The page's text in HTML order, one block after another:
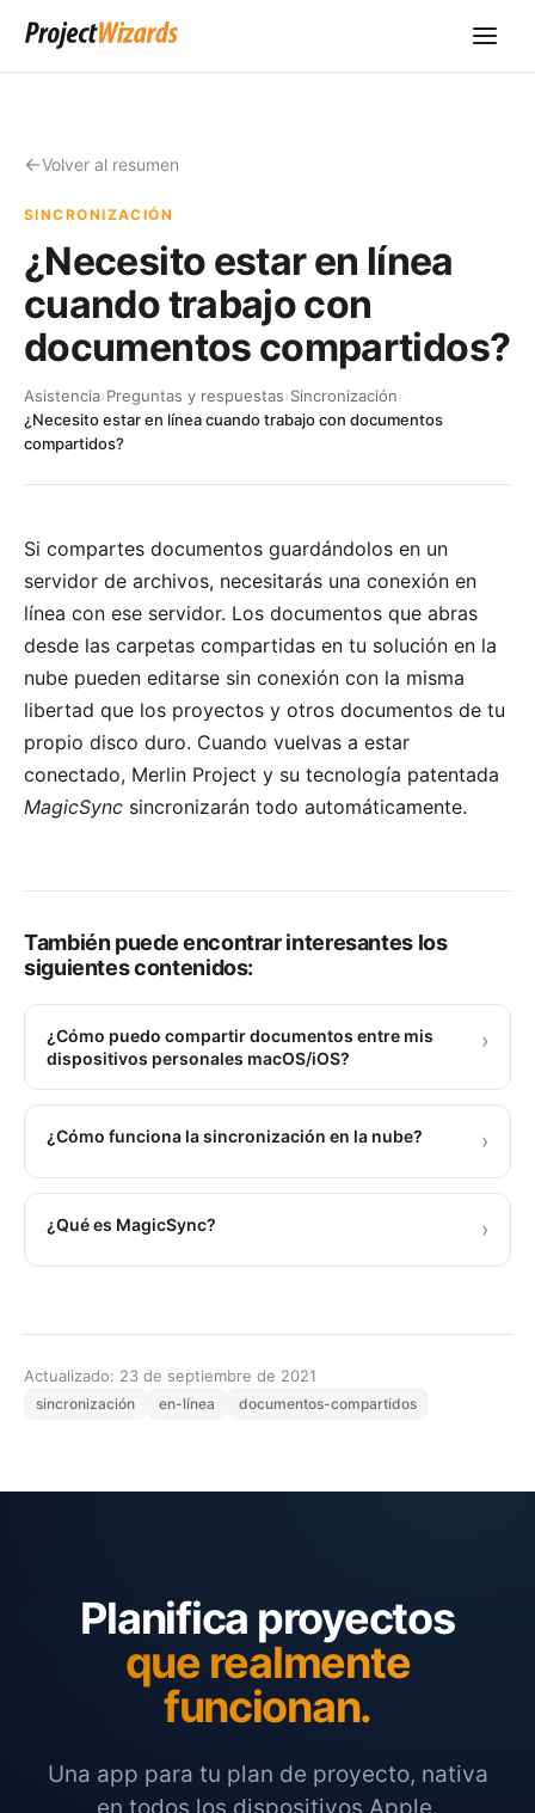
Volver al resumen
SINCRONIZACIÓN
¿Necesito estar en línea
cuando trabajo con
documentos compartidos?
Asistencia›Preguntas y respuestas›Sincronización›
¿Necesito estar en línea cuando trabajo con documentos
compartidos?
Si compartes documentos guardándolos en un
servidor de archivos, necesitarás una conexión en
línea con ese servidor. Los documentos que abras
desde las carpetas compartidas en tu solución en la
nube pueden editarse sin conexión con la misma
libertad que los proyectos y otros documentos de tu
propio disco duro. Cuando vuelvas a estar
conectado, Merlin Project y su tecnología patentada
MagicSync sincronizarán todo automáticamente.
También puede encontrar interesantes los
siguientes contenidos:
¿Cómo puedo compartir documentos entre mis
dispositivos personales macOS/iOS?
›
¿Cómo funciona la sincronización en la nube? ›
¿Qué es MagicSync? ›
Actualizado: 23 de septiembre de 2021
sincronización en-línea documentos-compartidos
Planifica proyectos
que realmente
funcionan.
Una app para tu plan de proyecto, nativa